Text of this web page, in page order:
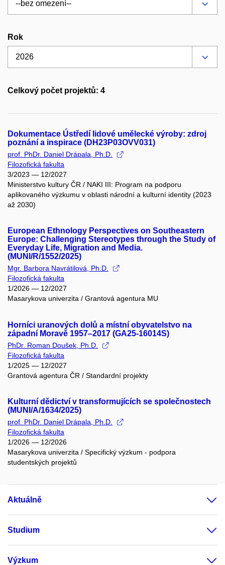
Rok
Celkový počet projektů: 4
Dokumentace Ústředí lidové umělecké výroby: zdroj
poznání a inspirace (DH23P03OVV031)
prof. PhDr. Daniel Drápala, Ph.D.
Filozofická fakulta
3/2023 — 12/2027
Ministerstvo kultury ČR / NAKI III: Program na podporu
aplikovaného výzkumu v oblasti národní a kulturní identity (2023
až 2030)
European Ethnology Perspectives on Southeastern
Europe: Challenging Stereotypes through the Study of
Everyday Life, Migration and Media.
(MUNI/R/1552/2025)
Mgr. Barbora Navrátilová, Ph.D.
Filozofická fakulta
1/2026 — 12/2027
Masarykova univerzita / Grantová agentura MU
Horníci uranových dolů a místní obyvatelstvo na
západní Moravě 1957–2017 (GA25-16014S)
PhDr. Roman Doušek, Ph.D.
Filozofická fakulta
1/2025 — 12/2027
Grantová agentura ČR / Standardní projekty
Kulturní dědictví v transformujících se společnostech
(MUNI/A/1634/2025)
prof. PhDr. Daniel Drápala, Ph.D.
Filozofická fakulta
1/2026 — 12/2026
Masarykova univerzita / Specifický výzkum - podpora
studentských projektů
Aktuálně
Studium
Výzkum